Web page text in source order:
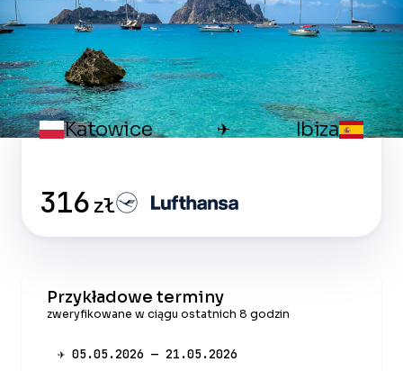
Katowice ✈ Ibiza
316 zł
Przykładowe terminy
zweryfikowane w ciągu ostatnich 8 godzin
✈ 05.05.2026 — 21.05.2026